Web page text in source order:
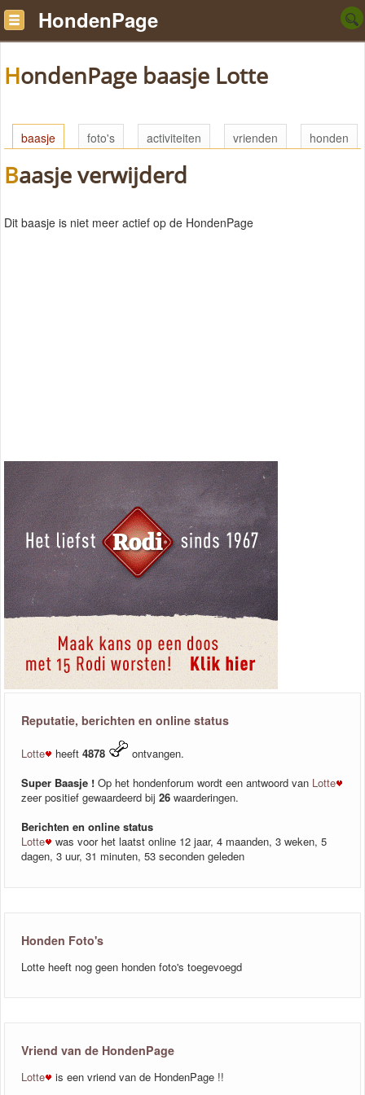
HondenPage
HondenPage baasje Lotte
baasje foto's activiteiten vrienden honden
Baasje verwijderd
Dit baasje is niet meer actief op de HondenPage
Reputatie, berichten en online status
Lotte heeft 4878
ontvangen.
Super Baasje ! Op het hondenforum wordt een antwoord van Lotte
zeer positief gewaardeerd bij 26 waarderingen.
Berichten en online status
Lotte
was voor het laatst online 12 jaar, 4 maanden, 3 weken, 5
dagen, 3 uur, 31 minuten, 53 seconden geleden
Honden Foto's
Lotte heeft nog geen honden foto's toegevoegd
Vriend van de HondenPage
Lotte is een vriend van de HondenPage !!